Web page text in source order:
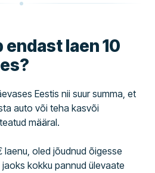
laen 10
Eestis nii suur summa, et
auto või teha kasvõi
määral.
laenu, oled jõudnud õigesse
kokku pannud ülevaate